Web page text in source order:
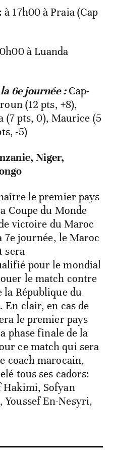
17h00 à Praia (Cap
à Luanda
6e journée :Cap-
(12 pts, +8),
(7 pts, 0), Maurice (5
-5)
Niger,
le premier pays
Coupe du Monde
victoire du Maroc
7e journée, le Maroc
sera
pour le mondial
le match contre
la République du
En clair, en cas de
le premier pays
phase finale de la
ce match qui sera
coach marocain,
tous ses cadors:
Hakimi, Sofyan
En-Nesyri,